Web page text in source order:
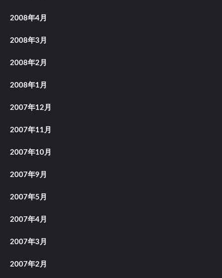
2008年4月
2008年3月
2008年2月
2008年1月
2007年12月
2007年11月
2007年10月
2007年9月
2007年5月
2007年4月
2007年3月
2007年2月